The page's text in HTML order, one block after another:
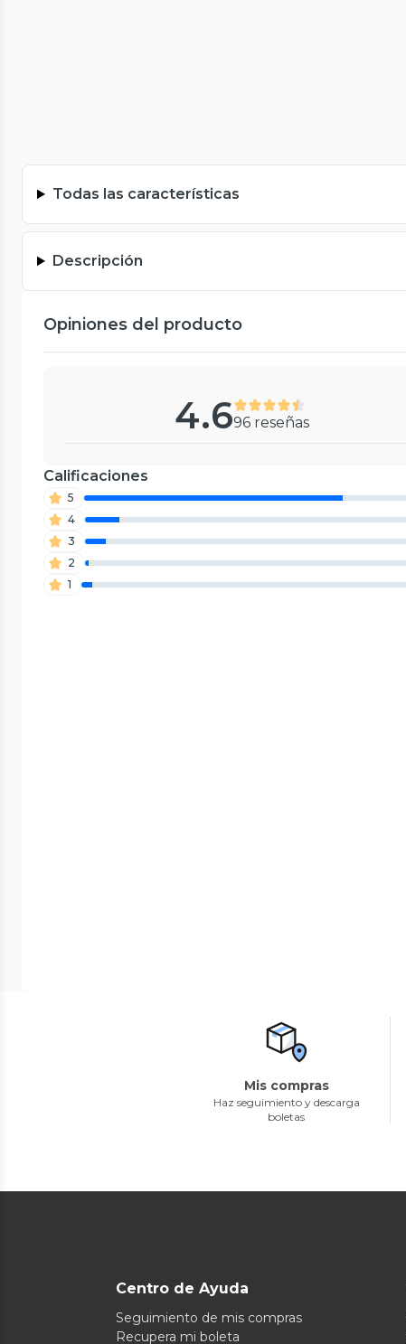
Todas las características
Descripción
Opiniones del producto
4.696 reseñas
Calificaciones
5
4
3
2
1
Mis compras
Haz seguimiento y descarga
boletas
Centro de Ayuda
Seguimiento de mis compras
Recupera mi boleta